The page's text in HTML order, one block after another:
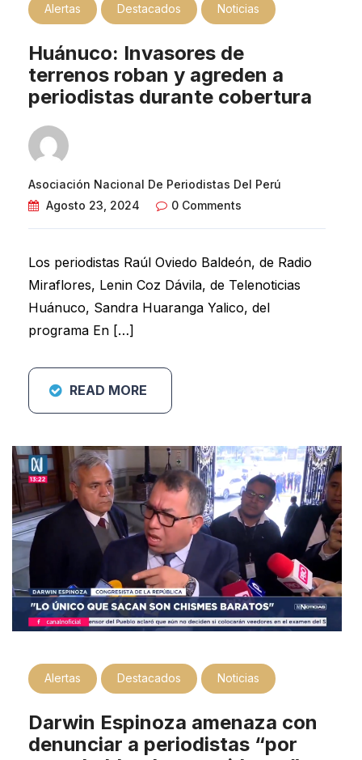
Alertas Destacados Noticias
Huánuco: Invasores de
terrenos roban y agreden a
periodistas durante cobertura
Asociación Nacional De Periodistas Del Perú
Agosto 23, 2024
0 Comments
Los periodistas Raúl Oviedo Baldeón, de Radio
Miraflores, Lenin Coz Dávila, de Telenoticias
Huánuco, Sandra Huaranga Yalico, del
programa En […]
READ MORE
Alertas Destacados Noticias
Darwin Espinoza amenaza con
denunciar a periodistas “por